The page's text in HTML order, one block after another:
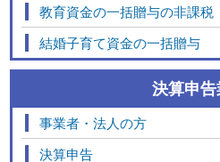
教育資金の一括贈与の非課税
結婚子育て資金の一括贈与
決算申
事業者・法人の方
決算申告